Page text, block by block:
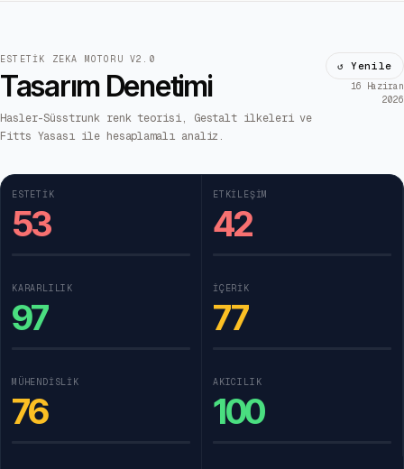
ESTETIK ZEKA MOTORU V2.0
Tasarım Denetimi
Hasler-Süsstrunk renk teorisi, Gestalt ilkeleri ve
Fitts Yasası ile hesaplamalı analiz.
↺ Yenile
16 Haziran
2026
ESTETIK
53
ETKILEŞIM
42
KARARLILIK
97
İÇERIK
77
MÜHENDISLIK
76
AKICILIK
100